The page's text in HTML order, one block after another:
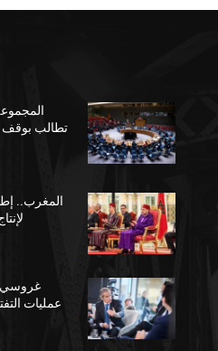
تطالب بوقف
المغرب..
غروسي:
عمليات